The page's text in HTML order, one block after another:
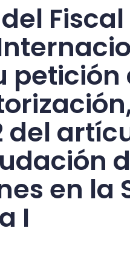
petición
en la
I